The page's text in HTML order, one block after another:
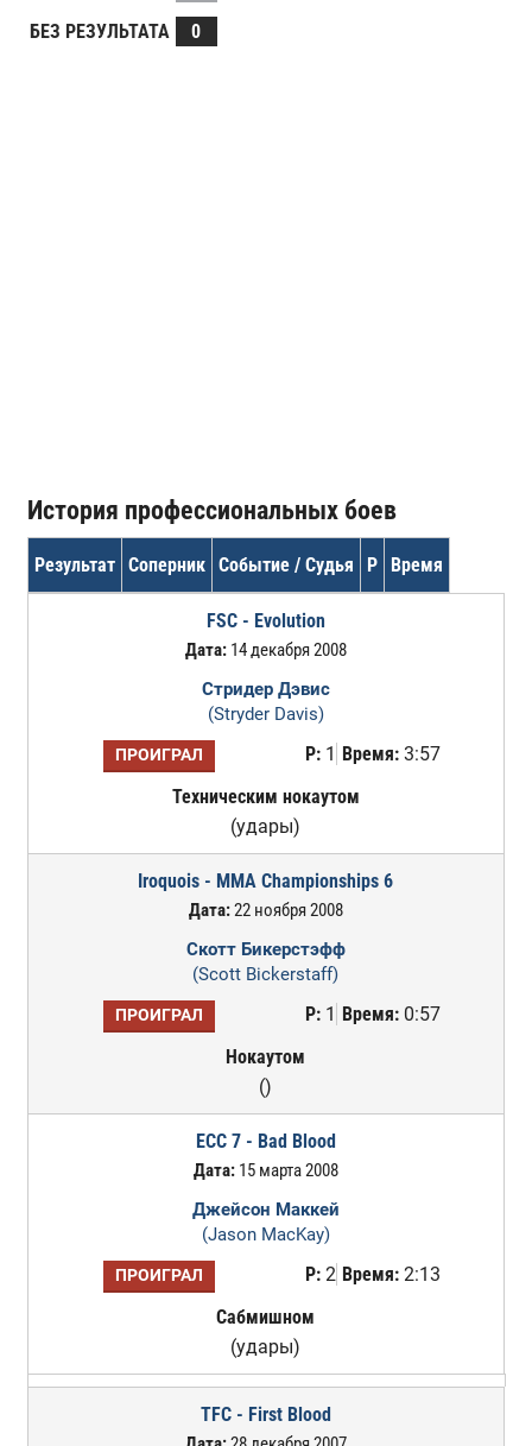
БЕЗ РЕЗУЛЬТАТА
0
История профессиональных боев
Результат Соперник Событие / Судья Р Время
FSC - Evolution
Дата:14 декабря 2008
Стридер Дэвис
(Stryder Davis)
ПРОИГРАЛ Р:1 Время:3:57
Техническим нокаутом
(удары)
Iroquois - MMA Championships 6
Дата:22 ноября 2008
Скотт Бикерстэфф
(Scott Bickerstaff)
ПРОИГРАЛ Р:1 Время:0:57
Нокаутом
()
ECC 7 - Bad Blood
Дата:15 марта 2008
Джейсон Маккей
(Jason MacKay)
ПРОИГРАЛ Р:2 Время:2:13
Сабмишном
(удары)
TFC - First Blood